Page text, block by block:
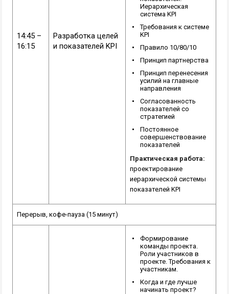
14:45 –
16:15
Разработка целей
и показателей KPI
Иерархическая
система KPI
Требования к системе
KPI
Правило 10/80/10
Принцип партнерства
Принцип перенесения
усилий на главные
направления
Согласованность
показателей со
стратегией
Постоянное
совершенствование
показателей
Практическая работа:
проектирование
иерархической системы
показателей KPI
Перерыв, кофе-пауза (15 минут)
Формирование
команды проекта.
Роли участников в
проекте. Требования к
участникам.
Когда и где лучше
начинать проект?